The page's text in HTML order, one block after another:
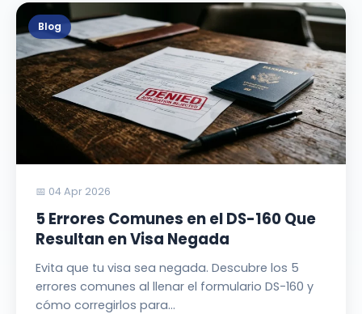
Blog
📅 04 Apr 2026
5 Errores Comunes en el DS-160 Que
Resultan en Visa Negada
Evita que tu visa sea negada. Descubre los 5
errores comunes al llenar el formulario DS-160 y
cómo corregirlos para…